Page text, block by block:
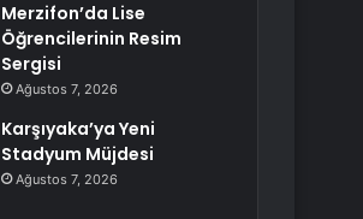
Merzifon’da Lise
Öğrencilerinin Resim
Sergisi
Ağustos 7, 2026
Karşıyaka’ya Yeni
Stadyum Müjdesi
Ağustos 7, 2026